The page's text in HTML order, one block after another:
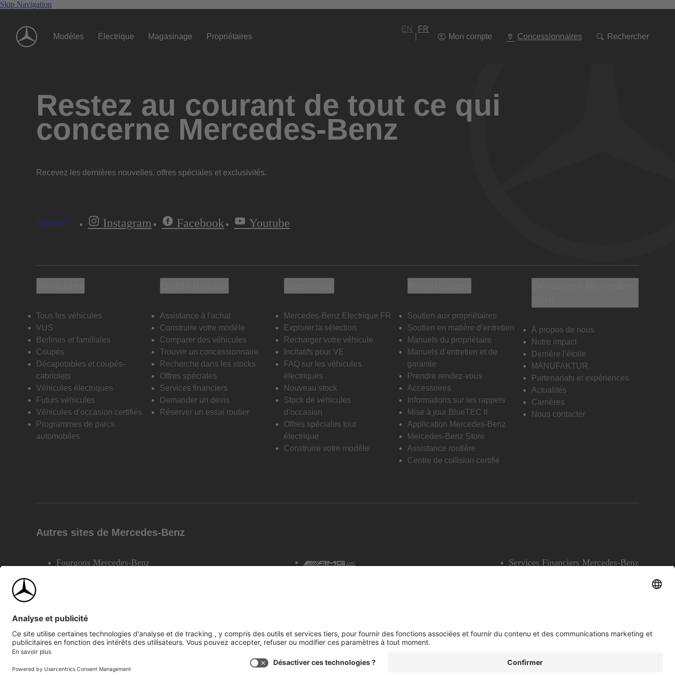
Skip Navigation
Modèles Électrique Magasinage Propriétaires
EN
FR
Mon compte
Concessionnaires Rechercher
à
Restez au courant de tout ce qui
concerne Mercedes-Benz
Recevez les dernières nouvelles, offres spéciales et exclusivités.
S'abonner Instagram Facebook Youtube
Tous les véhicules
VUS
Berlines et familiales
Coupés
Décapotables et coupés-
cabriolets
Véhicules électriques
Futurs véhicules
Véhicules d’occasion certifiés
Programmes de parcs
automobiles
Assistance à l'achat
Construire votre modèle
Comparer des véhicules
Trouver un concessionnaire
Recherche dans les stocks
Offres spéciales
Services financiers
Demander un devis
Réserver un essai routier
Mercedes-Benz Electrique FR
Explorer la sélection
Recharger votre véhicule
Incitatifs pour VE
FAQ sur les véhicules
électriques
Nouveau stock
Stock de véhicules
d’occasion
Offres spéciales tout
électrique
Construire votre modèle
Soutien aux propriétaires
Soutien en matière d’entretien
Manuels du propriétaire
Manuels d’entretien et de
garantie
Prendre rendez-vous
Accessoires
Informations sur les rappels
Mise à jour BlueTEC II
Application Mercedes-Benz
Mercedes-Benz Store
Assistance routière
Centre de collision certifié
À propos de nous
Notre impact
Derrière l’étoile
MANUFAKTUR
Partenariats et expériences
Actualités
Carrières
Nous contacter
Autres sites de Mercedes-Benz
Fourgons Mercedes-Benz AMG Services Financiers Mercedes-Benz
©2026 Mercedes-Benz Canada Inc.